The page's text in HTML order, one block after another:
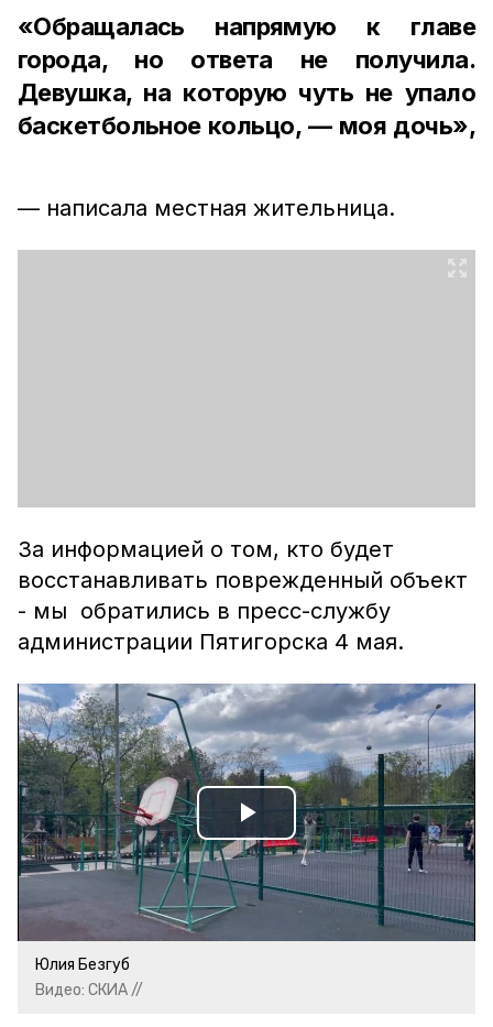
«Обращалась напрямую к главе
города, но ответа не получила.
Девушка, на которую чуть не упало
баскетбольное кольцо, — моя дочь»,
— написала местная жительница.
За информацией о том, кто будет
восстанавливать поврежденный объект
- мы обратились в пресс-службу
администрации Пятигорска 4 мая.
Play
Video
Юлия Безгуб
Видео: СКИА //